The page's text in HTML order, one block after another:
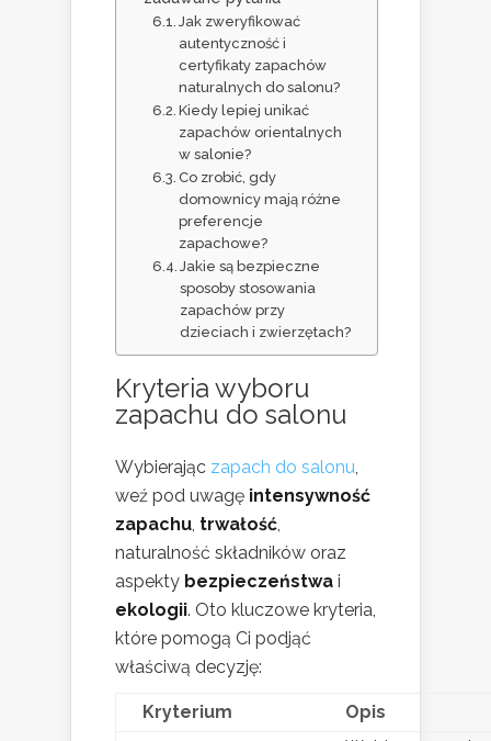
Jak zweryfikować
autentyczność i
certyfikaty zapachów
naturalnych do salonu?
Kiedy lepiej unikać
zapachów orientalnych
w salonie?
Co zrobić, gdy
domownicy mają różne
preferencje
zapachowe?
Jakie są bezpieczne
sposoby stosowania
zapachów przy
dzieciach i zwierzętach?
Kryteria wyboru
zapachu do salonu
Wybierając zapach do salonu,
weź pod uwagę intensywność
zapachu, trwałość,
naturalność składników oraz
aspekty bezpieczeństwa i
ekologii. Oto kluczowe kryteria,
które pomogą Ci podjąć
właściwą decyzję:
Kryterium Opis